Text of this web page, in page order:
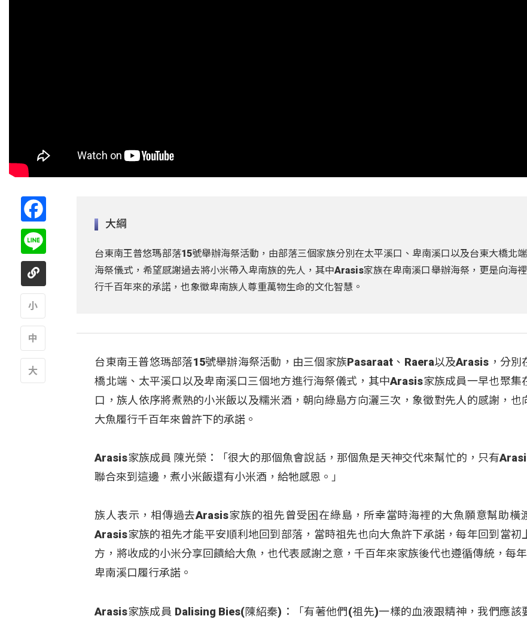
大綱
台東南王普悠瑪部落15號舉辦海祭活動，由部落三個家族分別在太平溪口、卑南溪口以及台東大橋北
海祭儀式，希望感謝過去將小米帶入卑南族的先人，其中Arasis家族在卑南溪口舉辦海祭，更是向海
行千百年來的承諾，也象徵卑南族人尊重萬物生命的文化智慧。
台東南王普悠瑪部落15號舉辦海祭活動，由三個家族Pasaraat、Raera以及Arasis，分別
橋北端、太平溪口以及卑南溪口三個地方進行海祭儀式，其中Arasis家族成員一早也聚集
口，族人依序將煮熟的小米飯以及糯米酒，朝向綠島方向灑三次，象徵對先人的感謝，也
大魚履行千百年來曾許下的承諾。
Arasis家族成員 陳光榮：「很大的那個魚會說話，那個魚是天神交代來幫忙的，只有
聯合來到這邊，煮小米飯還有小米酒，給牠感恩。」
族人表示，相傳過去Arasis家族的祖先曾受困在綠島，所幸當時海裡的大魚願意幫助橫
Arasis家族的祖先才能平安順利地回到部落，當時祖先也向大魚許下承諾，每年回到當初
方，將收成的小米分享回饋給大魚，也代表感謝之意，千百年來家族後代也遵循傳統，每
卑南溪口履行承諾。
Arasis家族成員 Dalising Bies(陳紹秦)：「有著他們(祖先)一樣的血液跟精神，我們應該